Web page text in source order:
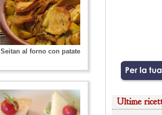
Seitan al forno con patate
Ultime